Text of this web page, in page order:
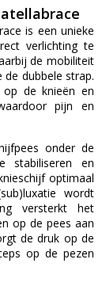
is een unieke
verlichting te
de mobiliteit
de dubbele strap.
de knieën en
pijn en
onder de
stabiliseren en
optimaal
wordt
versterkt het
op de pees aan
de druk op de
op de pezen